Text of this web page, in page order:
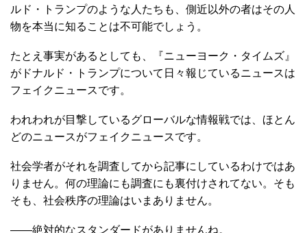
ルド・トランプのような人たちも、側近以外の者はその人
物を本当に知ることは不可能でしょう。
たとえ事実があるとしても、『ニューヨーク・タイムズ』
がドナルド・トランプについて日々報じているニュースは
フェイクニュースです。
われわれが目撃しているグローバルな情報戦では、ほとん
どのニュースがフェイクニュースです。
社会学者がそれを調査してから記事にしているわけではあ
りません。何の理論にも調査にも裏付けされてない。そも
そも、社会秩序の理論はいまありません。
――絶対的なスタンダードがありませんね。